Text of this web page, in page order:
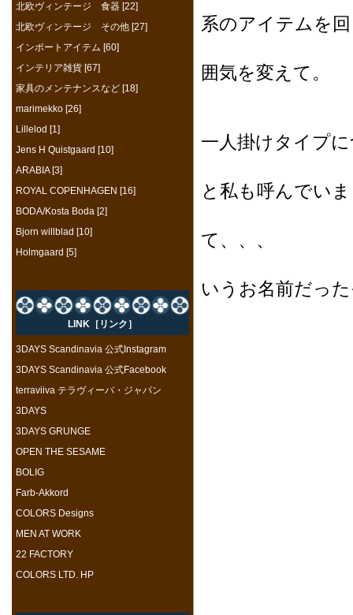
系のアイテムを
囲気を変えて。
一人掛けタイプ
と私も呼んでい
て、、、
いうお名前だっ
北欧ヴィンテージ 食器 [22]
北欧ヴィンテージ その他 [27]
インポートアイテム [60]
インテリア雑貨 [67]
家具のメンテナンスなど [18]
marimekko [26]
Lillelod [1]
Jens H Quistgaard [10]
ARABIA [3]
ROYAL COPENHAGEN [16]
BODA/Kosta Boda [2]
Bjorn willblad [10]
Holmgaard [5]
LINK［リンク］
3DAYS Scandinavia 公式Instagram
3DAYS Scandinavia 公式Facebook
terraviiva テラヴィーバ・ジャパン
3DAYS
3DAYS GRUNGE
OPEN THE SESAME
BOLIG
Farb-Akkord
COLORS Designs
MEN AT WORK
22 FACTORY
COLORS LTD. HP